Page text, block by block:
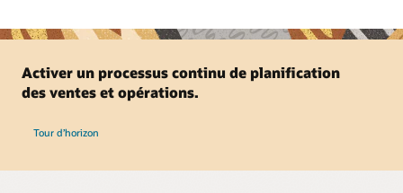
Activer un processus continu de planification
des ventes et opérations.
Tour d’horizon